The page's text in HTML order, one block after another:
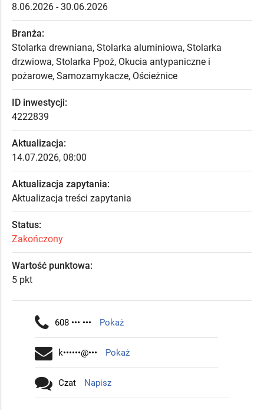
8.06.2026 - 30.06.2026
Branża:
Stolarka drewniana, Stolarka aluminiowa, Stolarka
drzwiowa, Stolarka Ppoż, Okucia antypaniczne i
pożarowe, Samozamykacze, Ościeżnice
ID inwestycji:
4222839
Aktualizacja:
14.07.2026, 08:00
Aktualizacja zapytania:
Aktualizacja treści zapytania
Status:
Zakończony
Wartość punktowa:
5 pkt
608 ••• ••• Pokaż
k••••••@••• Pokaż
Czat Napisz